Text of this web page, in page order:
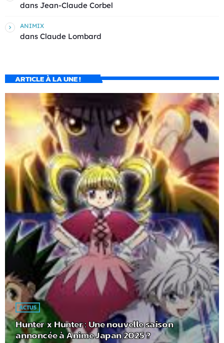
dans Jean-Claude Corbel
ANIMIX
dans Claude Lombard
ARTICLE À LA UNE !
ACTUS
Hunter x Hunter : Une nouvelle saison
annoncée à Anime Japan 2025 ?